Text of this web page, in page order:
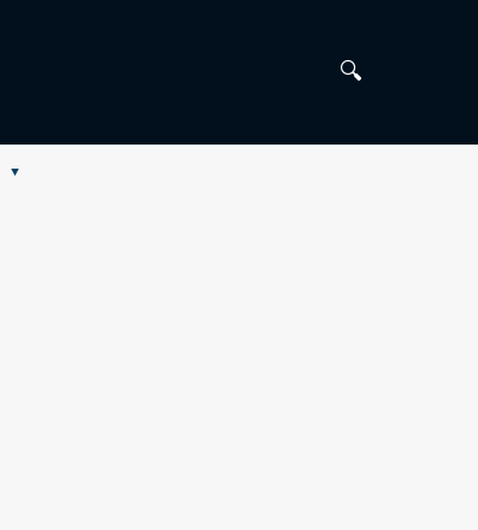
🔍
▼